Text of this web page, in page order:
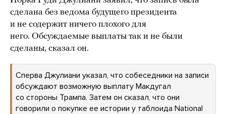
сделана без ведома будущего президента
и не содержит ничего плохого для
него. Обсуждаемые выплаты так и не были
сделаны, сказал он.
Сперва Джулиани указал, что собеседники на записи
обсуждают возможную выплату Макдугал
со стороны Трампа. Затем он сказал, что они
говорили о покупке ее истории у таблоида National